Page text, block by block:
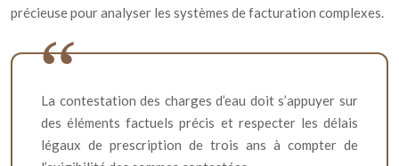
précieuse pour analyser les systèmes de facturation complexes.
La contestation des charges d’eau doit s’appuyer sur
des éléments factuels précis et respecter les délais
légaux de prescription de trois ans à compter de